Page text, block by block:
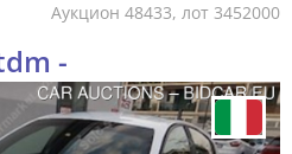
Аукцион 48433, лот 3452000
-